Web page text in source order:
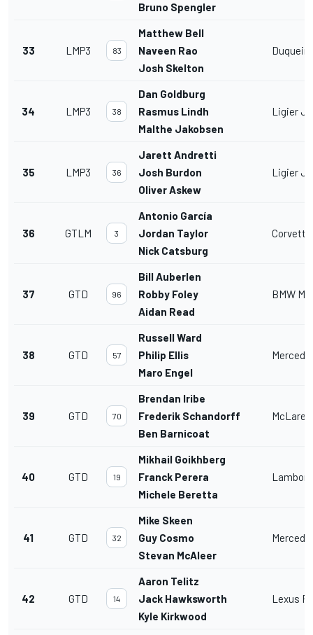
Bruno Spengler
33 LMP3 83
Matthew Bell
Naveen Rao
Josh Skelton
34 LMP3 38
Dan Goldburg
Rasmus Lindh
Malthe Jakobsen
Ligier
35 LMP3 36
Jarett Andretti
Josh Burdon
Oliver Askew
Ligier
36 GTLM 3
Antonio García
Jordan Taylor
Nick Catsburg
Corvette
37 GTD 96
Bill Auberlen
Robby Foley
Aidan Read
BMW M6
38 GTD 57
Russell Ward
Philip Ellis
Maro Engel
39 GTD 70
Brendan Iribe
Frederik Schandorff
Ben Barnicoat
McLaren
40 GTD 19
Mikhail Goikhberg
Franck Perera
Michele Beretta
41 GTD 32
Mike Skeen
Guy Cosmo
Stevan McAleer
42 GTD 14
Aaron Telitz
Jack Hawksworth
Kyle Kirkwood
Lexus